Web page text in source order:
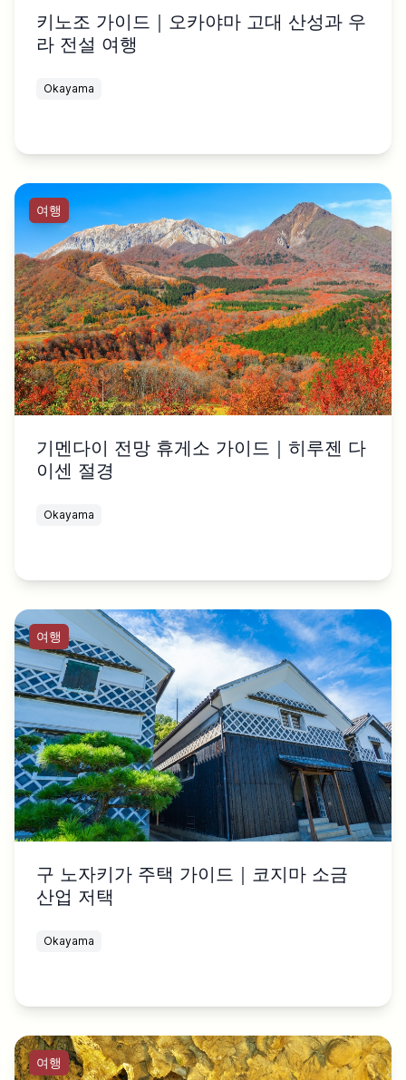
키노조 가이드｜오카야마 고대 산성과 우
라 전설 여행
Okayama
여행
기멘다이 전망 휴게소 가이드｜히루젠 다
이센 절경
Okayama
여행
구 노자키가 주택 가이드｜코지마 소금
산업 저택
Okayama
여행